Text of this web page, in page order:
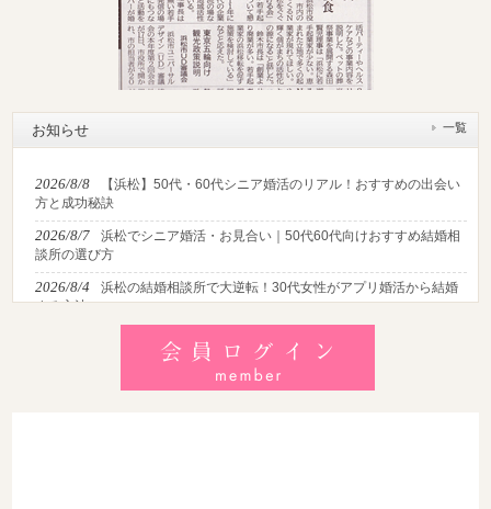
お知らせ 一覧
2026/8/8
【浜松】50代・60代シニア婚活のリアル！おすすめの出会い
方と成功秘訣
2026/8/7
浜松でシニア婚活・お見合い｜50代60代向けおすすめ結婚相
談所の選び方
2026/8/4
浜松の結婚相談所で大逆転！30代女性がアプリ婚活から結婚
する方法
【2026最新】猛暑でも成婚！夏の婚活おすすめイベント＆涼
しいデートの服装・スポット徹底解説
【浜松】アラフォー男性が婚活で無双する3つの戦略！30代